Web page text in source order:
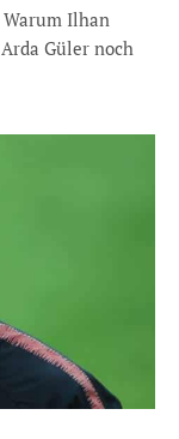
Ilhan
Güler noch